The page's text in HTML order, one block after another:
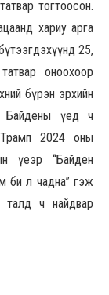
тогтоосон.
хариу арга
25,
оноохоор
бүрэн эрхийн
Байдены үед ч
2024 оны
үеэр “Байден
би л чадна” гэж
ч найдвар